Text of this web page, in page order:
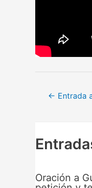
Navegación
← Entrada
Oración a